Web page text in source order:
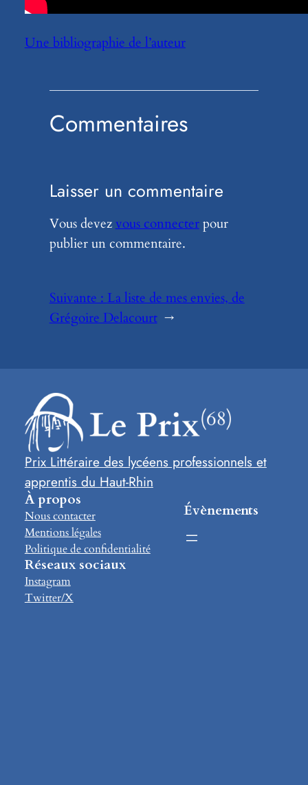
Une bibliographie de l’auteur
Commentaires
Laisser un commentaire
Vous devezvous connecterpour
publier un commentaire.
Suivante :La liste de mes envies, de
Grégoire Delacourt →
Prix Littéraire des lycéens professionnels et
apprentis du Haut-Rhin
À propos
Nous contacter
Mentions légales
Politique de confidentialité
Évènements
Réseaux sociaux
Instagram
Twitter/X